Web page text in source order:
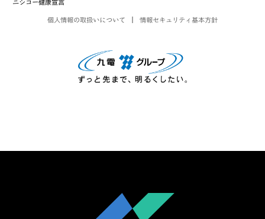
ニシコー健康宣言
個人情報の取扱いについて 情報セキュリティ基本方針